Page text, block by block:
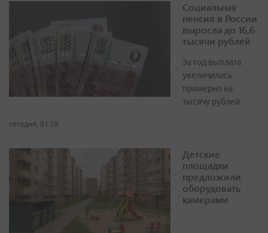
Социальная
пенсия в России
выросла до 16,6
тысячи рублей
За год выплата
увеличилась
примерно на
тысячу рублей
сегодня, 01:28
Детские
площадки
предложили
оборудовать
камерами